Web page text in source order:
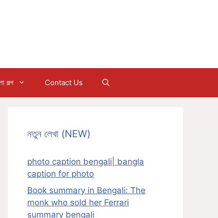
গল্প Contact Us
নতুন লেখা (NEW)
photo caption bengali| bangla
caption for photo
Book summary in Bengali: The
monk who sold her Ferrari
summary bengali